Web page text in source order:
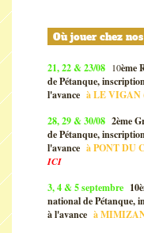
Où jouer chez
21, 22 & 23/08 10ème
de Pétanque,
l'avance àLE VIGAN
28, 29 & 30/08 2ème
de Pétanque,
l'avance àPONT DU
ICI
3, 4 & 5 septembre
national de Pétanque,
à l'avance à